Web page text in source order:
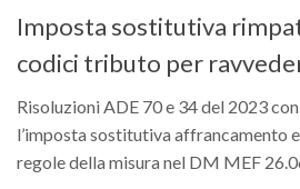
Imposta sostitutiva
codici tributo per
Risoluzioni ADE 70 e 34 del 2023
l’imposta sostitutiva affrancamento
regole della misura nel DM MEF